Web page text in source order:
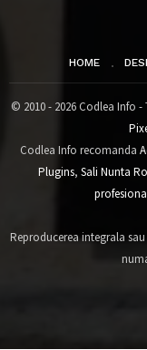
HOME
© 2010 - 2026 Codlea Info
Codlea Info recomanda
Plugins, Sali Nunta
Reproducerea integrala